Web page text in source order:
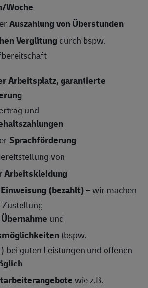
Woche
Auszahlung von Überstunden
Vergütungdurch bspw.
Arbeitsplatz, garantierte
und
Sprachförderung
von
Arbeitskleidung
(bezahlt)– wir machen
und
(bspw.
bei guten Leistungen und offenen
wie z.B.